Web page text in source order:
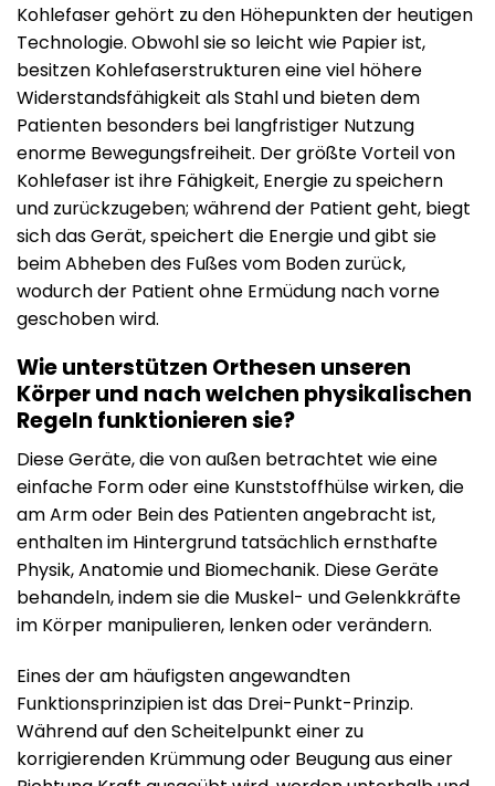
Kohlefaser gehört zu den Höhepunkten der heutigen
Technologie. Obwohl sie so leicht wie Papier ist,
besitzen Kohlefaserstrukturen eine viel höhere
Widerstandsfähigkeit als Stahl und bieten dem
Patienten besonders bei langfristiger Nutzung
enorme Bewegungsfreiheit. Der größte Vorteil von
Kohlefaser ist ihre Fähigkeit, Energie zu speichern
und zurückzugeben; während der Patient geht, biegt
sich das Gerät, speichert die Energie und gibt sie
beim Abheben des Fußes vom Boden zurück,
wodurch der Patient ohne Ermüdung nach vorne
geschoben wird.
Wie unterstützen Orthesen unseren
Körper und nach welchen physikalischen
Regeln funktionieren sie?
Diese Geräte, die von außen betrachtet wie eine
einfache Form oder eine Kunststoffhülse wirken, die
am Arm oder Bein des Patienten angebracht ist,
enthalten im Hintergrund tatsächlich ernsthafte
Physik, Anatomie und Biomechanik. Diese Geräte
behandeln, indem sie die Muskel- und Gelenkkräfte
im Körper manipulieren, lenken oder verändern.
Eines der am häufigsten angewandten
Funktionsprinzipien ist das Drei-Punkt-Prinzip.
Während auf den Scheitelpunkt einer zu
korrigierenden Krümmung oder Beugung aus einer